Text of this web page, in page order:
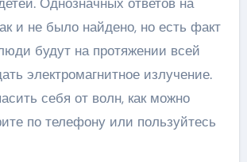
и не было найдено, но есть факт
будут на протяжении всей
электромагнитное излучение.
себя от волн, как можно
по телефону или пользуйтесь